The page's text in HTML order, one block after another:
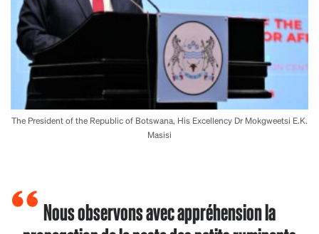
The President of the Republic of Botswana, His Excellency Dr Mokgweetsi E.K.
Masisi
Nous observons avec appréhension la